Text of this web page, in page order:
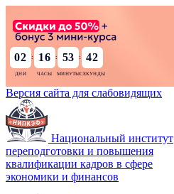
02 : 16 : 53 : 41
Версия сайта для слабовидящих
Национальный институт
переподготовки и повышения
квалификации кадров в сфере
экономики и финансов